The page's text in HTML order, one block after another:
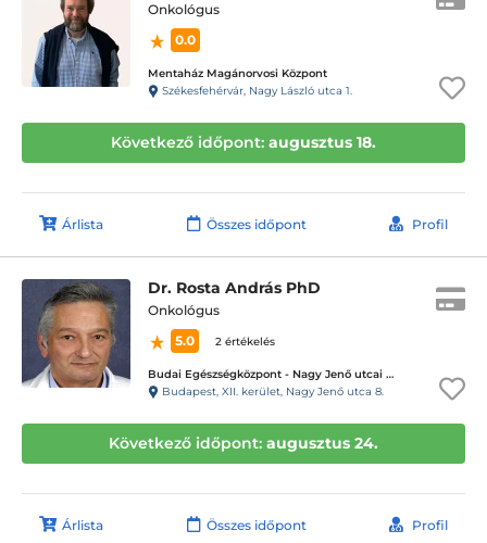
Onkológus
0.0
Mentaház Magánorvosi Központ
Székesfehérvár, Nagy László utca 1.
Következő időpont: augusztus 18.
Árlista Összes időpont Profil
Dr. Rosta András PhD
Onkológus
5.0
2 értékelés
Budai Egészségközpont - Nagy Jenő utcai magánrendelők
Budapest, XII. kerület, Nagy Jenő utca 8.
Következő időpont: augusztus 24.
Árlista Összes időpont Profil